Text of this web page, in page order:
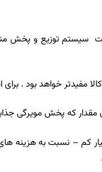
سیستم توزیع و پخش
مفیدتر خواهد بود .
که پخش مویرگی
کم – نسبت به